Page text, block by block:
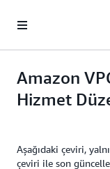
Amazon
Hizmet
Aşağıdaki çeviri,
çeviri ile son